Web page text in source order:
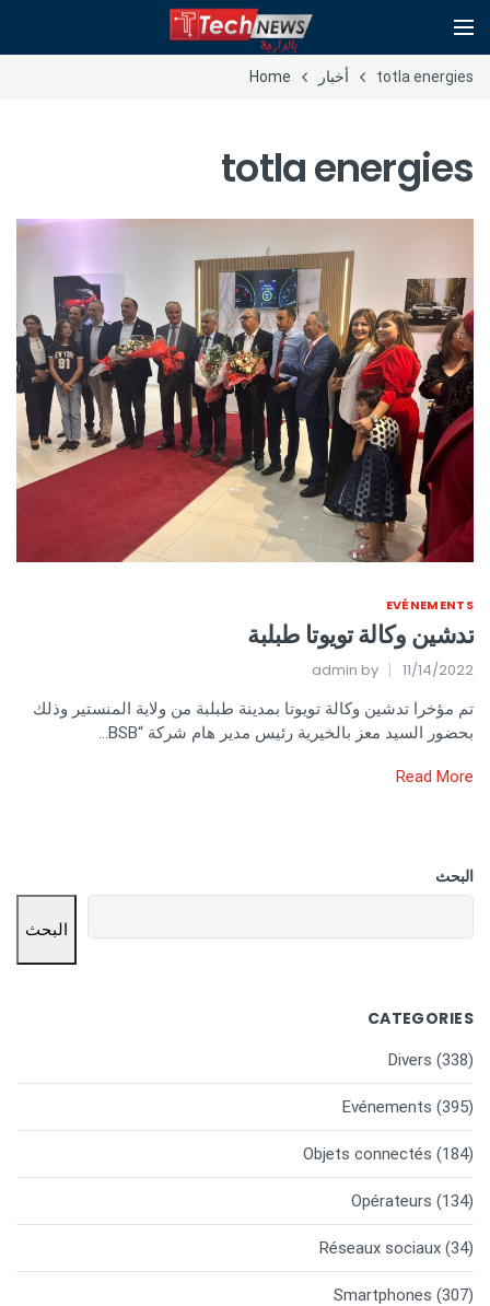
totla energies أخبار Home
totla energies
EVÉNEMENTS
تدشين وكالة تويوتا طبلبة
11/14/2022
admin
تم مؤخرا تدشين وكالة تويوتا بمدينة طبلبة من ولاية المنستير وذلك
بحضور السيد معز بالخيرية رئيس مدير هام شركة “BSB…
Read More
البحث
البحث
CATEGORIES
Divers (338)
Evénements (395)
Objets connectés (184)
Opérateurs (134)
Réseaux sociaux (34)
Smartphones (307)